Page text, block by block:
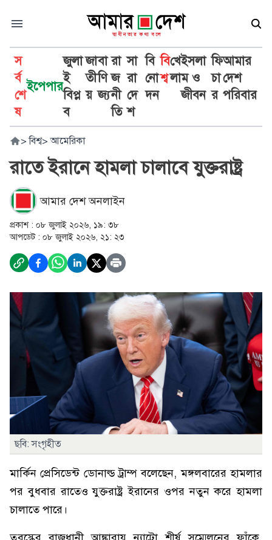
স
র্ব
শে
ষ
ইপেপার
জুলা
ই
বিপ্ল
ব
জা
তী
য়
বা
ণি
জ্য
রা
জ
নী
তি
সা
রা
দে
শ
বি
নো
দন
বি
শ্ব
খে
লা
ইসলা
ম ও
জীবন
ফি
চা
র
আমার
দেশ
পরিবার
> বিশ্ব> আমেরিকা
রাতে ইরানে হামলা চালাবে যুক্তরাষ্ট্র
আমার দেশ অনলাইন
প্রকাশ : ০৮ জুলাই ২০২৬, ১৯: ৩৮
আপডেট : ০৮ জুলাই ২০২৬, ২১: ২৩
ছবি: সংগৃহীত
মার্কিন প্রেসিডেন্ট ডোনাল্ড ট্রাম্প বলেছেন, মঙ্গলবারের হামলার
পর বুধবার রাতেও যুক্তরাষ্ট্র ইরানের ওপর নতুন করে হামলা
চালাতে পারে।